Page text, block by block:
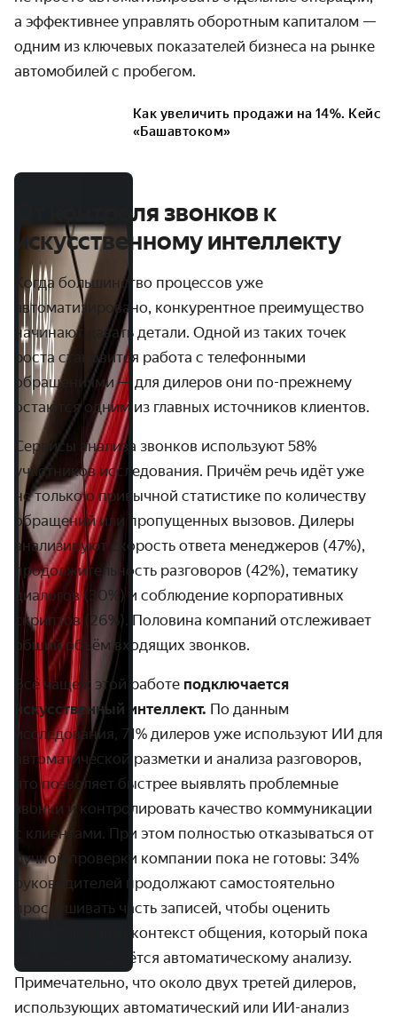
а эффективнее управлять оборотным капиталом —
одним из ключевых показателей бизнеса на рынке
автомобилей с пробегом.
Как увеличить продажи на 14%. Кейс
«Башавтоком»
От контроля звонков к
искусственному интеллекту
Когда большинство процессов уже
автоматизировано, конкурентное преимущество
начинают давать детали. Одной из таких точек
роста становится работа с телефонными
обращениями — для дилеров они по-прежнему
остаются одним из главных источников клиентов.
Сервисы анализа звонков используют 58%
участников исследования. Причём речь идёт уже
не только о привычной статистике по количеству
обращений или пропущенных вызовов. Дилеры
анализируют скорость ответа менеджеров (47%),
продолжительность разговоров (42%), тематику
диалогов (30%) и соблюдение корпоративных
скриптов (26%). Половина компаний отслеживает
общий объём входящих звонков.
Всё чаще к этой работе подключается
искусственный интеллект. По данным
исследования, 71% дилеров уже используют ИИ для
автоматической разметки и анализа разговоров,
что позволяет быстрее выявлять проблемные
звонки и контролировать качество коммуникации
с клиентами. При этом полностью отказываться от
ручной проверки компании пока не готовы: 34%
руководителей продолжают самостоятельно
прослушивать часть записей, чтобы оценить
эмоциональный контекст общения, который пока
не всегда поддаётся автоматическому анализу.
Примечательно, что около двух третей дилеров,
использующих автоматический или ИИ-анализ